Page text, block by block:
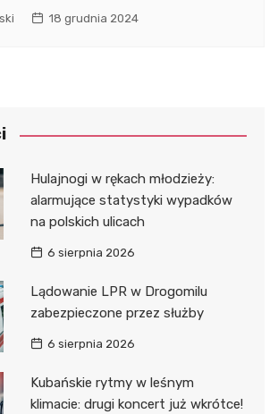
18 grudnia 2024
Hulajnogi w rękach młodzieży:
alarmujące statystyki wypadków
na polskich ulicach
6 sierpnia 2026
Lądowanie LPR w Drogomilu
zabezpieczone przez służby
6 sierpnia 2026
Kubańskie rytmy w leśnym
klimacie: drugi koncert już wkrótce!